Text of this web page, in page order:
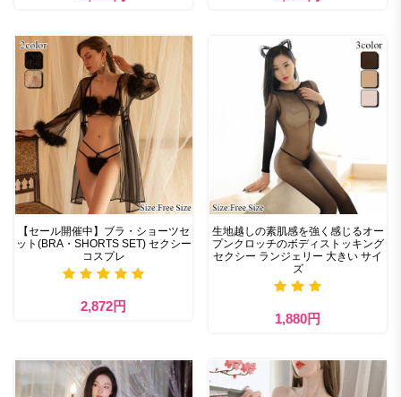
【セール開催中】ブラ・ショーツセ
ット(BRA・SHORTS SET) セクシー
コスプレ
2,872円
生地越しの素肌感を強く感じるオー
プンクロッチのボディストッキング
セクシー ランジェリー 大きい サイ
ズ
1,880円